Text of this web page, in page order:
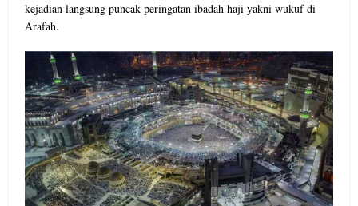
kejadian langsung puncak peringatan ibadah haji yakni wukuf di
Arafah.